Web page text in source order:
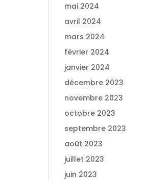
mai 2024
avril 2024
mars 2024
février 2024
janvier 2024
décembre 2023
novembre 2023
octobre 2023
septembre 2023
août 2023
juillet 2023
juin 2023